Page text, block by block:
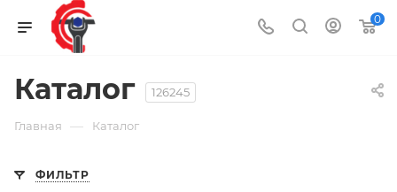
0
Каталог 126245
Главная — Каталог
ФИЛЬТР